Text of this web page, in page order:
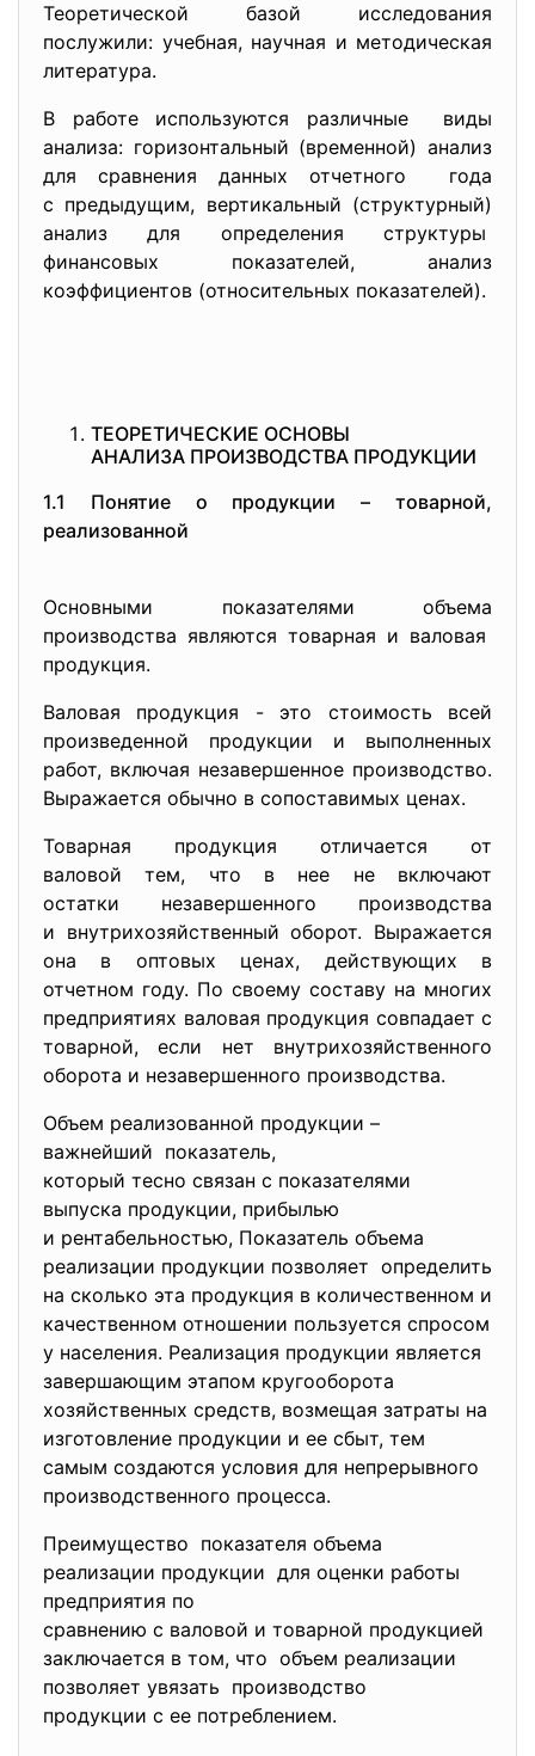
Теоретической базой исследования
послужили: учебная, научная и методическая
литература.
В работе используются различные виды
анализа: горизонтальный (временной) анализ
для сравнения данных отчетного года
с предыдущим, вертикальный (структурный)
анализ для определения структуры
финансовых показателей, анализ
коэффициентов (относительных показателей).
ТЕОРЕТИЧЕСКИЕ ОСНОВЫ
АНАЛИЗА ПРОИЗВОДСТВА ПРОДУКЦИИ
1.1 Понятие о продукции – товарной,
реализованной
Основными показателями объема
производства являются товарная и валовая
продукция.
Валовая продукция - это стоимость всей
произведенной продукции и выполненных
работ, включая незавершенное производство.
Выражается обычно в сопоставимых ценах.
Товарная продукция отличается от
валовой тем, что в нее не включают
остатки незавершенного производства
и внутрихозяйственный оборот. Выражается
она в оптовых ценах, действующих в
отчетном году. По своему составу на многих
предприятиях валовая продукция совпадает с
товарной, если нет внутрихозяйственного
оборота и незавершенного производства.
Объем реализованной продукции –
важнейший показатель,
который тесно связан с показателями
выпуска продукции, прибылью
и рентабельностью, Показатель объема
реализации продукции позволяет определить
на сколько эта продукция в количественном и
качественном отношении пользуется спросом
у населения. Реализация продукции является
завершающим этапом кругооборота
хозяйственных средств, возмещая затраты на
изготовление продукции и ее сбыт, тем
самым создаются условия для непрерывного
производственного процесса.
Преимущество показателя объема
реализации продукции для оценки работы
предприятия по
сравнению с валовой и товарной продукцией
заключается в том, что объем реализации
позволяет увязать производство
продукции с ее потреблением.